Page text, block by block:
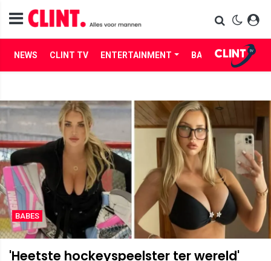
NEWS CLINT TV ENTERTAINMENT BABES LIFE
BABES
'Heetste hockeyspeelster ter wereld'